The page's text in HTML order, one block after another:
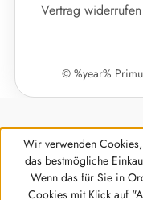
Vertrag widerrufen
© %year%
Wir verwenden
das bestmögliche
Wenn das für Sie in
Cookies mit Klick auf